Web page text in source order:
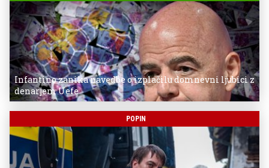
Infantino zanika navedbe o izplačilu domnevni ljubici z
denarjem Uefe
POPIN